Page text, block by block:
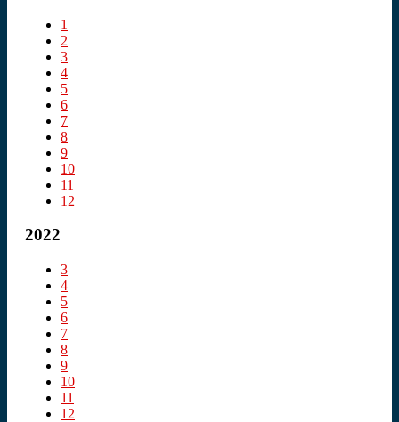
1
2
3
4
5
6
7
8
9
10
11
12
2022
3
4
5
6
7
8
9
10
11
12